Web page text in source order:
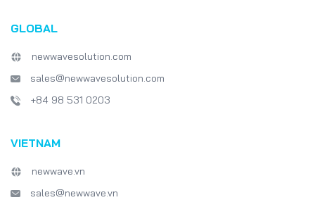
GLOBAL
newwavesolution.com
sales@newwavesolution.com
+84 98 531 0203
VIETNAM
newwave.vn
sales@newwave.vn